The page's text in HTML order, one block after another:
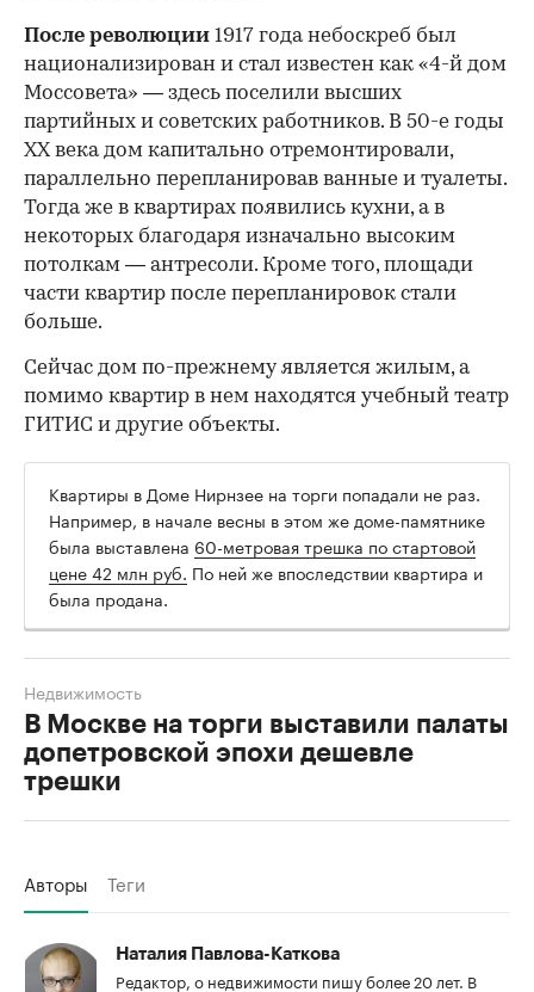
После революции 1917 года небоскреб был
национализирован и стал известен как «4-й дом
Моссовета» — здесь поселили высших
партийных и советских работников. В 50-е годы
ХХ века дом капитально отремонтировали,
параллельно перепланировав ванные и туалеты.
Тогда же в квартирах появились кухни, а в
некоторых благодаря изначально высоким
потолкам — антресоли. Кроме того, площади
части квартир после перепланировок стали
больше.
Сейчас дом по-прежнему является жилым, а
помимо квартир в нем находятся учебный театр
ГИТИС и другие объекты.
Квартиры в Доме Нирнзее на торги попадали не раз.
Например, в начале весны в этом же доме-памятнике
была выставлена 60-метровая трешка по стартовой
цене 42 млн руб. По ней же впоследствии квартира и
была продана.
В Москве на торги выставили палаты
допетровской эпохи дешевле
трешки
Недвижимость
Авторы Теги
Наталия Павлова-Каткова
Редактор, о недвижимости пишу более 20 лет. В